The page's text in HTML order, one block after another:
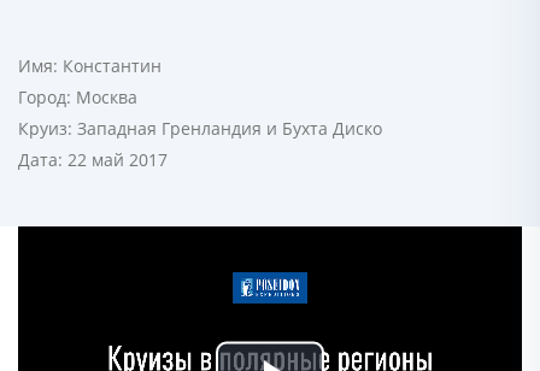
Имя: Константин
Город: Москва
Круиз: Западная Гренландия и Бухта Диско
Дата: 22 май 2017